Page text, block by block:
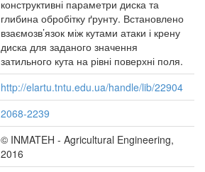
конструктивні параметри диска та
глибина обробітку ґрунту. Встановлено
взаємозв’язок між кутами атаки і крену
диска для заданого значення
затильного кута на рівні поверхні поля.
http://elartu.tntu.edu.ua/handle/lib/22904
2068-2239
© INMATEH - Agricultural Engineering,
2016